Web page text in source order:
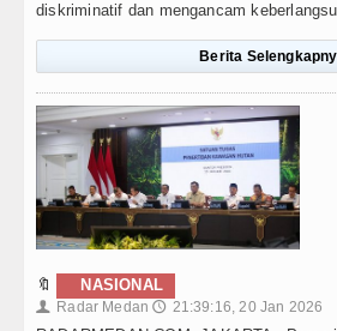
diskriminatif dan mengancam
Berita
🔖 NASIONAL
👤 Radar Medan 🕔 21:39:16, 20 Jan 2026